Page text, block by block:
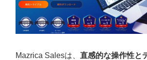
Mazrica Salesは、 直感的な操作性と